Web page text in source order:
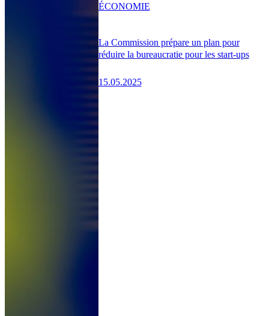
La Commission prépare un plan pour
réduire la bureaucratie pour les start-ups
15.05.2025
ÉCONOMIE